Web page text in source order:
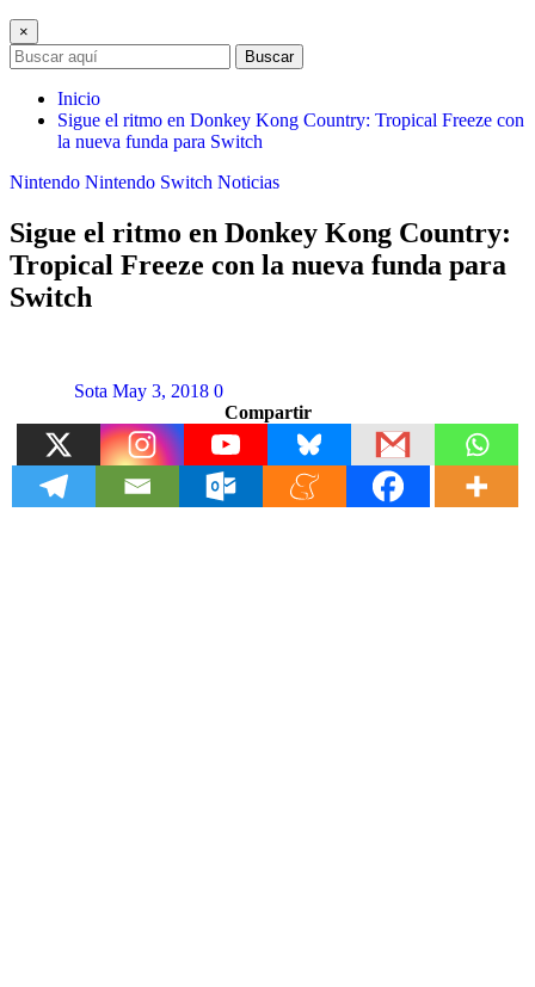
×
Buscar
Inicio
Sigue el ritmo en Donkey Kong Country: Tropical Freeze con
la nueva funda para Switch
Nintendo Nintendo Switch Noticias
Sigue el ritmo en Donkey Kong Country:
Tropical Freeze con la nueva funda para
Switch
Sota May 3, 2018 0
Compartir